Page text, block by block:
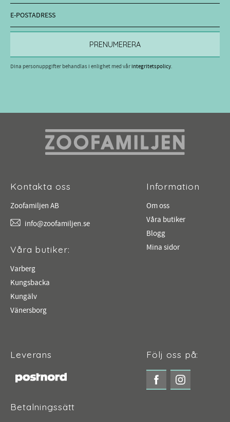
PRENUMERERA
Dina personuppgifter behandlas i enlighet med vårintegritetspolicy.
Kontakta oss
Zoofamiljen AB
info@zoofamiljen.se
Våra butiker:
Varberg
Kungsbacka
Kungälv
Vänersborg
Information
Om oss
Våra butiker
Blogg
Mina sidor
Leverans
Betalningssätt
Följ oss på: